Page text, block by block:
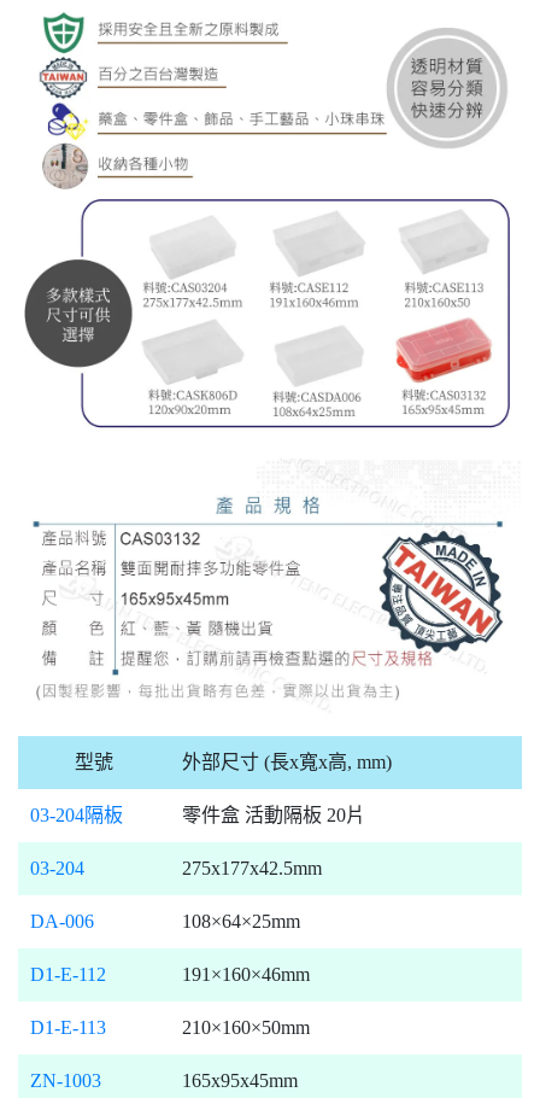
型號 外部尺寸 (長x寬x高, mm)
03-204隔板 零件盒 活動隔板 20片
03-204 275x177x42.5mm
DA-006 108×64×25mm
D1-E-112 191×160×46mm
D1-E-113 210×160×50mm
ZN-1003 165x95x45mm